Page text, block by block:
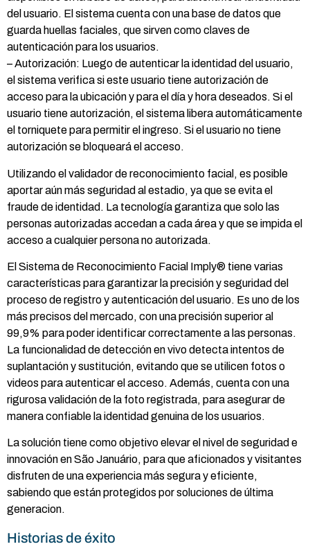
del usuario. El sistema cuenta con una base de datos que
guarda huellas faciales, que sirven como claves de
autenticación para los usuarios.
– Autorización: Luego de autenticar la identidad del usuario,
el sistema verifica si este usuario tiene autorización de
acceso para la ubicación y para el día y hora deseados. Si el
usuario tiene autorización, el sistema libera automáticamente
el torniquete para permitir el ingreso. Si el usuario no tiene
autorización se bloqueará el acceso.
Utilizando el validador de reconocimiento facial, es posible
aportar aún más seguridad al estadio, ya que se evita el
fraude de identidad. La tecnología garantiza que solo las
personas autorizadas accedan a cada área y que se impida el
acceso a cualquier persona no autorizada.
El Sistema de Reconocimiento Facial Imply® tiene varias
características para garantizar la precisión y seguridad del
proceso de registro y autenticación del usuario. Es uno de los
más precisos del mercado, con una precisión superior al
99,9% para poder identificar correctamente a las personas.
La funcionalidad de detección en vivo detecta intentos de
suplantación y sustitución, evitando que se utilicen fotos o
videos para autenticar el acceso. Además, cuenta con una
rigurosa validación de la foto registrada, para asegurar de
manera confiable la identidad genuina de los usuarios.
La solución tiene como objetivo elevar el nivel de seguridad e
innovación en São Januário, para que aficionados y visitantes
disfruten de una experiencia más segura y eficiente,
sabiendo que están protegidos por soluciones de última
generacion.
Historias de éxito